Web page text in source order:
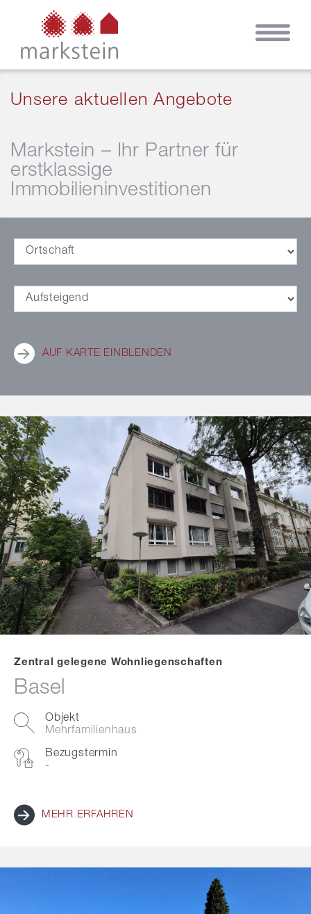
Unsere aktuellen Angebote
Markstein – Ihr Partner für
erstklassige
Immobilieninvestitionen
AUF KARTE EINBLENDEN
Zentral gelegene Wohnliegenschaften
Basel
Objekt
Mehrfamilienhaus
Bezugstermin
-
MEHR ERFAHREN